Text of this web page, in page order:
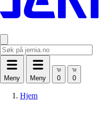
Meny Meny
Hjem